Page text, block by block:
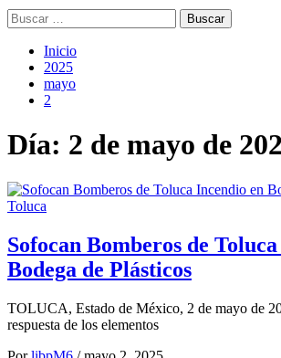
Buscar:
Inicio
2025
mayo
2
Día: 2 de mayo de
Toluca
Sofocan Bomberos de
Bodega de Plásticos
TOLUCA, Estado de México, 2 de mayo de
respuesta de los elementos